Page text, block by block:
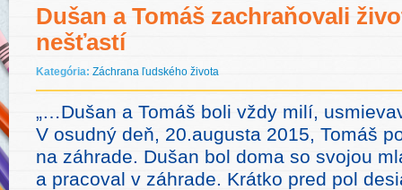
Dušan a Tomáš zachraňovali
nešťastí
Kategória: Záchrana ľudského života
„…Dušan a Tomáš boli vždy milí,
V osudný deň, 20.augusta 2015, Tomáš
na záhrade. Dušan bol doma so svojou
a pracoval v záhrade. Krátko pred pol